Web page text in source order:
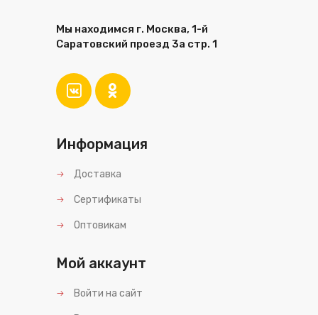
Мы находимся г. Москва, 1-й
Саратовский проезд 3а стр. 1
Информация
Доставка
Сертификаты
Оптовикам
Мой аккаунт
Войти на сайт